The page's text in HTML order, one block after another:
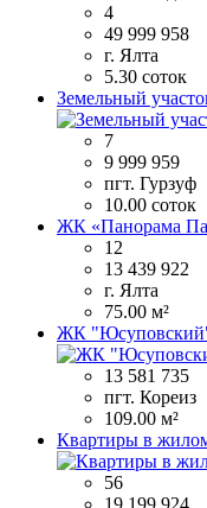
4
49 999 958
г. Ялта
5.30 соток
Земельный
7
9 999 959
пгт. Гурзуф
10.00 соток
ЖК «Панорама
12
13 439 922
г. Ялта
75.00 м²
ЖК "Юсуповский"
13 581 735
пгт. Кореиз
109.00 м²
Квартиры в
56
19 199 924